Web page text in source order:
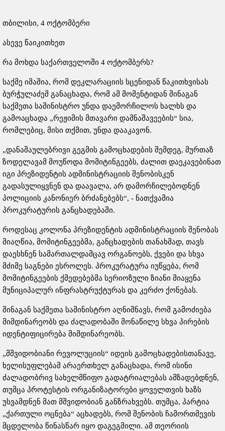
თბილისი, 4 ოქტომბერი
ასევე წაიკითხეთ
რა მოხდა საქართველოში 4 ოქტომბერს?
საქმე იმაშია, რომ დეკლარაციის სცენიდან წაკითხვისას
ბურჭულაძემ განაცხადა, რომ ამ მომენტიდან შინაგან
საქმეთა სამინისტრო უნდა დაემორჩილოს ხალხს და
გამოაცხადა „რეჟიმის მთავარი დამნაშავეების“ სია,
რომლებიც, მისი თქმით, უნდა დააკავონ.
„დანაშაულებრივი გეგმის გამოცხადების შემდეგ, მურთაზ
ზოდელავამ მოუწოდა მომიტინგეებს, ძალით დაეკავებინათ
იგი პრეზიდენტის ადმინისტრაციის შენობისკენ
გადასულიყვნენ და დაავალა, არ დამორჩილებოდნენ
პოლიციის კანონიერ ბრძანებებს“, - ნათქვამია
პროკურატურის განცხადებაში.
როდესაც კოლონა პრეზიდენტის ადმინისტრაციის შენობას
მიაღწია, მომიტინგეებმა, განცხადების თანახმად, თავს
დაესხნენ სამართალდამცავ ორგანოებს, ქვები და სხვა
მძიმე საგნები ესროლეს. პროკურატურა იუწყება, რომ
მომიტინგეების ქმედებებმა სერიოზული ზიანი მიაყენა
მუნიციპალურ ინფრასტრუქტურას და კერძო ქონებას.
შინაგან საქმეთა სამინისტრო აღნიშნავს, რომ გამოძიება
მიმდინარეობს და ძალადობაში მონაწილე სხვა პირების
იდენტიფიცირება მიმდინარეობს.
„მშვიდობიანი რევოლუციის“ იდეის გამოცხადებისთანავე,
ხელისუფლებამ არაერთხელ განაცხადა, რომ ისინი
ძალადობრივ სახელმწიფო გადატრიალებას ამზადებდნენ,
თუმცა პროტესტის ორგანიზატორები ყოველთვის ხაზს
უსვამდნენ მათ მშვიდობიან განზრახვებს. თუმცა, პარტია
„ქართული ოცნება“ აცხადებს, რომ შენობის ჩამორთმევის
მცდელობა წინასწარ იყო დაგეგმილი. ამ თეორიის